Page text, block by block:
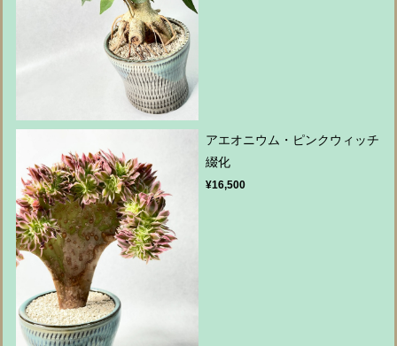
アエオニウム・ピンクウィッチ
綴化
¥16,500